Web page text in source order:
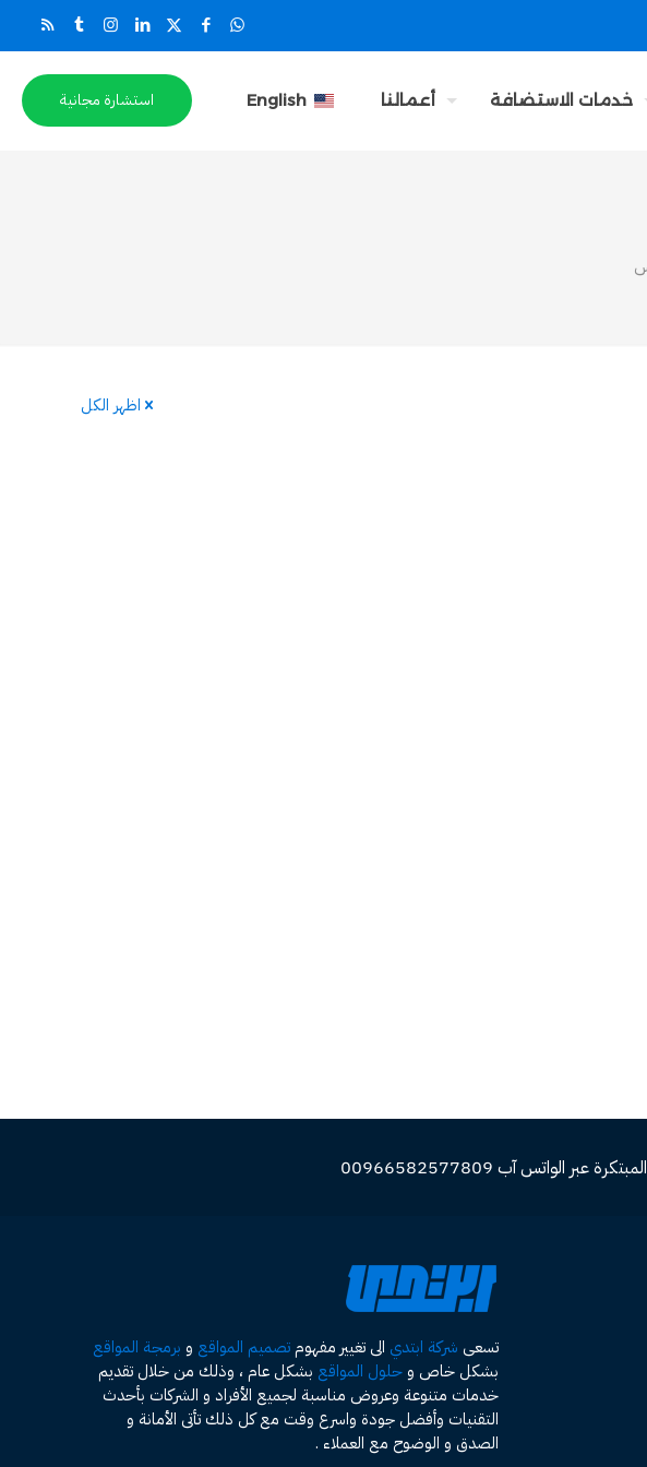
خدمات الاستضافة أعمالنا English استشارة مجانية
اظهر الكل
آب 00966582577809
تسعى شركة ابتدي الى تغيير مفهومتصميم المواقع و برمجة المواقع
بشكل خاص وحلول المواقع بشكل عام ، وذلك من خلال تقديم
خدمات متنوعة وعروض مناسبة لجميع الأفراد و الشركات بأحدث
التقنيات وأفضل جودة واسرع وقت مع كل ذلك تأتى الأمانة و
الصدق و الوضوح مع العملاء .